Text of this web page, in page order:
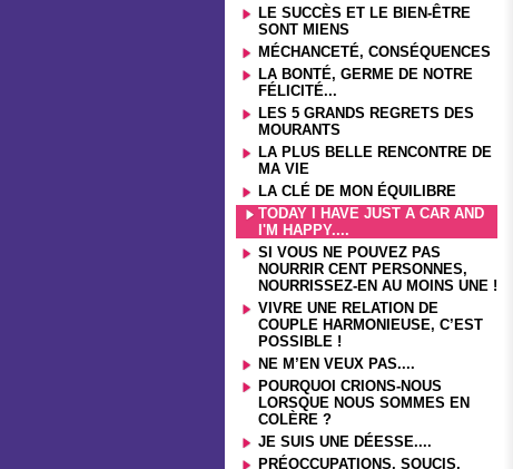
LE SUCCÈS ET LE BIEN-ÊTRE
SONT MIENS
MÉCHANCETÉ, CONSÉQUENCES
LA BONTÉ, GERME DE NOTRE
FÉLICITÉ...
LES 5 GRANDS REGRETS DES
MOURANTS
LA PLUS BELLE RENCONTRE DE
MA VIE
LA CLÉ DE MON ÉQUILIBRE
TODAY I HAVE JUST A CAR AND
I'M HAPPY....
SI VOUS NE POUVEZ PAS
NOURRIR CENT PERSONNES,
NOURRISSEZ-EN AU MOINS UNE !
VIVRE UNE RELATION DE
COUPLE HARMONIEUSE, C’EST
POSSIBLE !
NE M’EN VEUX PAS....
POURQUOI CRIONS-NOUS
LORSQUE NOUS SOMMES EN
COLÈRE ?
JE SUIS UNE DÉESSE....
PRÉOCCUPATIONS, SOUCIS,